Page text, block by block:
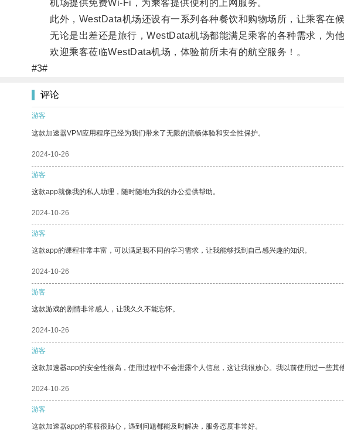
机场提供免费Wi-Fi，为乘客提供便利的上网服务。
此外，WestData机场还设有一系列各种餐饮和购物场所，让乘客在候
无论是出差还是旅行，WestData机场都能满足乘客的各种需求，为他
欢迎乘客莅临WestData机场，体验前所未有的航空服务！。
#3#
评论
游客
这款加速器VPM应用程序已经为我们带来了无限的流畅体验和安全性保护。
2024-10-26
游客
这款app就像我的私人助理，随时随地为我的办公提供帮助。
2024-10-26
游客
这款app的课程非常丰富，可以满足我不同的学习需求，让我能够找到自己感兴趣的知识。
2024-10-26
游客
这款游戏的剧情非常感人，让我久久不能忘怀。
2024-10-26
游客
这款加速器app的安全性很高，使用过程中不会泄露个人信息，这让我很放心。我以前使用过一些其
2024-10-26
游客
这款加速器app的客服很贴心，遇到问题都能及时解决，服务态度非常好。